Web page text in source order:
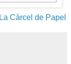
La Càrcel de Papel